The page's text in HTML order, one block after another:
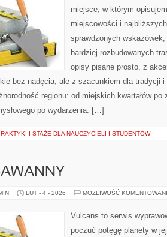
miejsce, w którym
miejscowości i
sprawdzonych
bardziej rozbudowanych
opisy pisane prosto, z
bez nadęcia, ale z szacunkiem dla tradycji
regionu: od miejskich kwartałów po
po wydarzenia. […]
I STAŻE DLA NAUCZYCIELI I STUDENTÓW
LUT - 4 - 2026 MOŻLIWOŚĆ
Vulcans to serwis
poczuć potęgę planety w